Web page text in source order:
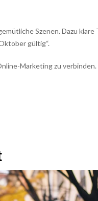
Szenen. Dazu klare
gültig“.
Marketing zu verbinden.